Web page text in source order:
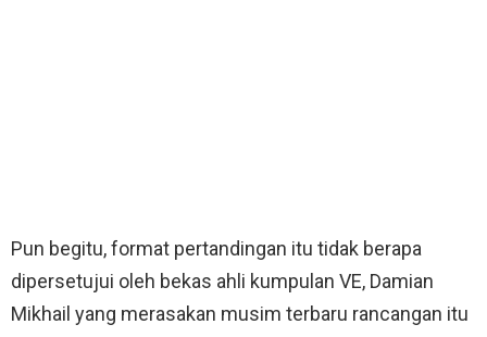
Pun begitu, format pertandingan itu tidak berapa
dipersetujui oleh bekas ahli kumpulan VE, Damian
Mikhail yang merasakan musim terbaru rancangan itu